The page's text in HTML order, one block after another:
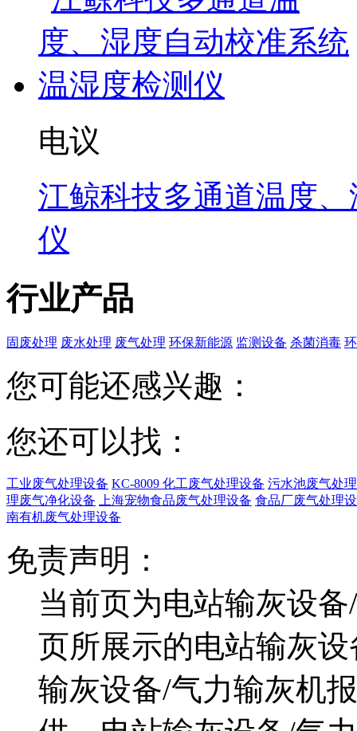
电议
江鲸科技多通道温度
仪
行业产品
固废处理 废水处理 废气处理 环保新能源 监测设备 杀菌消毒
您可能还感兴趣：
您还可以找：
工业废气处理设备 KC-8009 化工废气处理设备 污水池废气处
理废气净化设备
上海宠物食品废气处理设备 食品厂废气处理
南有机废气处理设备
免责声明：
当前页为电站输灰设
页所展示的电站输灰
输灰设备/气力输灰机